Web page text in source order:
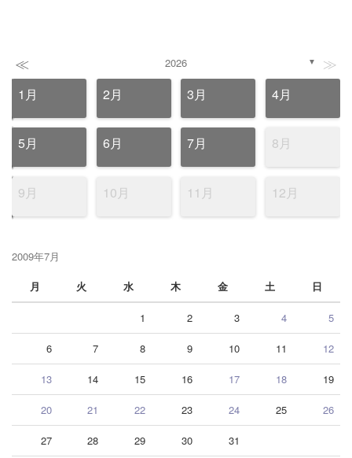
≪ 2026 ▼ ≫
1月 2月 3月 4月
5月 6月 7月 8月
9月 10月 11月 12月
2009年7月
月
火 水 木 金 土 日
1 2 3 4 5
6 7 8 9 10 11 12
13 14 15 16 17 18 19
20 21 22 23 24 25 26
27 28 29 30 31